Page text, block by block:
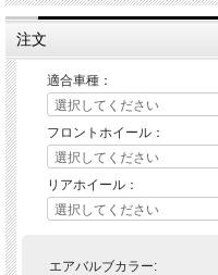
注文
適合車種：
フロントホイール：
リアホイール：
エアバルブカラー: